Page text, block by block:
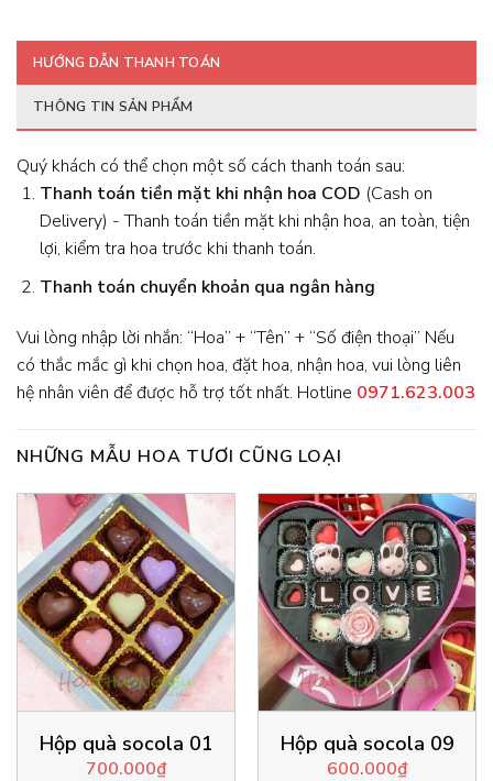
HƯỚNG DẪN THANH TOÁN
THÔNG TIN SẢN PHẨM
Quý khách có thể chọn một số cách thanh toán sau:
Thanh toán tiền mặt khi nhận hoa COD (Cash on
Delivery) - Thanh toán tiền mặt khi nhận hoa, an toàn, tiện
lợi, kiểm tra hoa trước khi thanh toán.
Thanh toán chuyển khoản qua ngân hàng
Vui lòng nhập lời nhắn: “Hoa” + “Tên” + “Số điện thoại” Nếu
có thắc mắc gì khi chọn hoa, đặt hoa, nhận hoa, vui lòng liên
hệ nhân viên để được hỗ trợ tốt nhất. Hotline 0971.623.003
NHỮNG MẪU HOA TƯƠI CŨNG LOẠI
Hộp quà socola 01
700.000₫
Hộp quà socola 09
600.000₫